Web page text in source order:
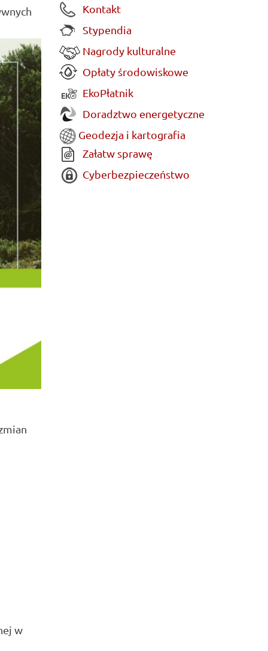
w
Kontakt
Stypendia
Nagrody kulturalne
Opłaty środowiskowe
EkoPłatnik
Doradztwo energetyczne
Geodezja i kartografia
Załatw sprawę
Cyberbezpieczeństwo